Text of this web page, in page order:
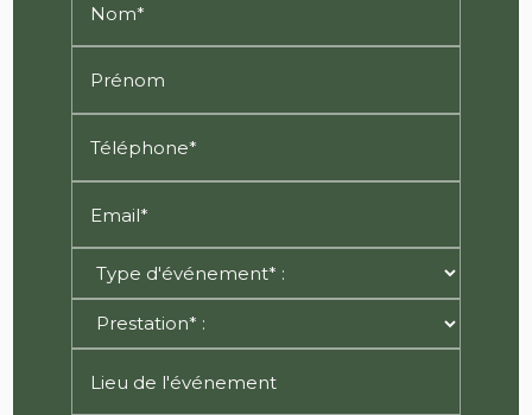
Nom*
Prénom
Téléphone*
Email*
Lieu de l'événement